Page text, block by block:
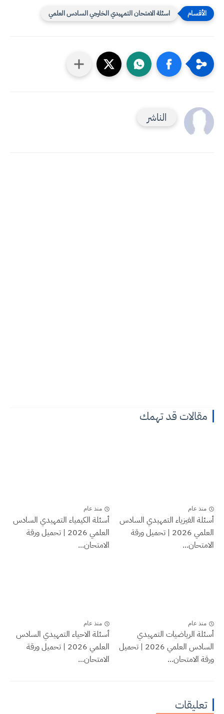
اسئلة الامتحان التمهيدي الخارجي السادس العلمي
الناشر
مقالات قد تهمك
منذ عام
أسئلة الفيزياء التمهيدي السادس
العلمي 2026 | تحميل ورقة
الامتحان...
منذ عام
أسئلة الكيمياء التمهيدي السادس
العلمي 2026 | تحميل ورقة
الامتحان...
منذ عام
أسئلة الرياضيات التمهيدي
السادس العلمي 2026 | تحميل
ورقة الامتحان...
منذ عام
أسئلة الاحياء التمهيدي السادس
العلمي 2026 | تحميل ورقة
الامتحان...
تعليقات